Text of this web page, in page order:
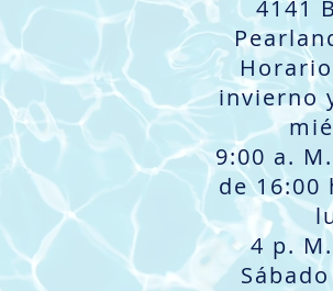
4141
invierno
9:00 a.
de 16:00
4 p.
Sábado